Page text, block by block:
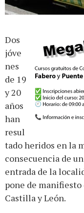
Dos
jóve
nes
de 19
y 20
años
han
resul
tado heridos en la
consecuencia de
entrada de la
pone de
Castilla y León.